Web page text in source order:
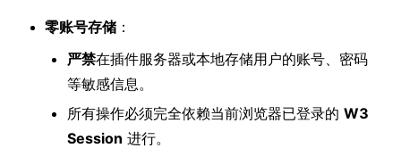
零账号存储 ：
严禁在插件服务器或本地存储用户的账号、密码
等敏感信息。
所有操作必须完全依赖当前浏览器已登录的 W3
Session 进行。